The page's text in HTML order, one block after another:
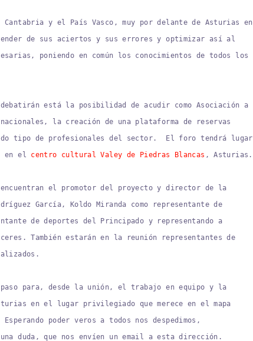
Cantabria y el País Vasco, muy por delante de Asturias en
de sus aciertos y sus errores y optimizar así al
poniendo en común los conocimientos de todos los
está la posibilidad de acudir como Asociación a
la creación de una plataforma de reservas
tipo de profesionales del sector. El foro tendrá lugar
en el centro cultural Valey de Piedras Blancas , Asturias.
el promotor del proyecto y director de la
García, Koldo Miranda como representante de
de deportes del Principado y representando a
También estarán en la reunión representantes de
paso para, desde la unión, el trabajo en equipo y la
en el lugar privilegiado que merece en el mapa
poder veros a todos nos despedimos,
duda, que nos envíen un email a esta dirección.